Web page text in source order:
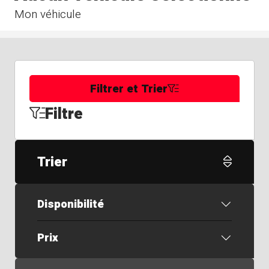
Mon véhicule
Filtrer et Trier
Filtre
Trier
Disponibilité
Prix